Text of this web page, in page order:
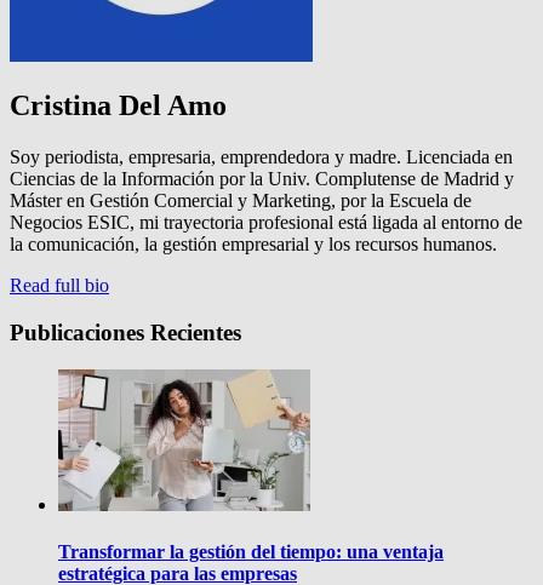
Cristina Del Amo
Soy periodista, empresaria, emprendedora y madre. Licenciada en
Ciencias de la Información por la Univ. Complutense de Madrid y
Máster en Gestión Comercial y Marketing, por la Escuela de
Negocios ESIC, mi trayectoria profesional está ligada al entorno de
la comunicación, la gestión empresarial y los recursos humanos.
Read full bio
Publicaciones Recientes
Transformar la gestión del tiempo: una ventaja
estratégica para las empresas